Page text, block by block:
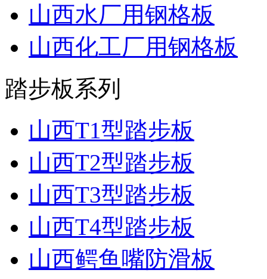
山西水厂用钢格板
山西化工厂用钢格板
踏步板系列
山西T1型踏步板
山西T2型踏步板
山西T3型踏步板
山西T4型踏步板
山西鳄鱼嘴防滑板